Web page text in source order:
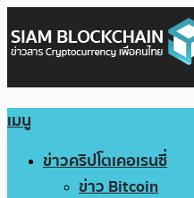
เมนู
ข่าวคริปโตเคอเรนซี่
ข่าว Bitcoin